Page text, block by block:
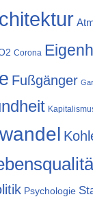
Corona
Fußgänger
Psychologie